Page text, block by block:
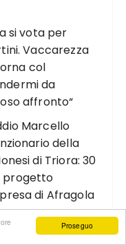
Proseguo
si vota per
Vaccarezza
col
da
affronto“
Marcello
della
di Triora: 30
progetto
di Afragola
euro
erboso